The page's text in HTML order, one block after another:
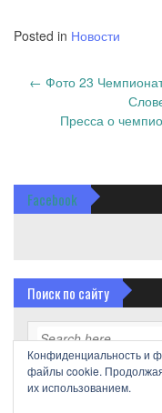
Posted in Новости
Post
← Фото 23
Пресса о
Facebook
Поиск по сайту
Конфиденциальность и
файлы cookie. Продолжая
их использованием.